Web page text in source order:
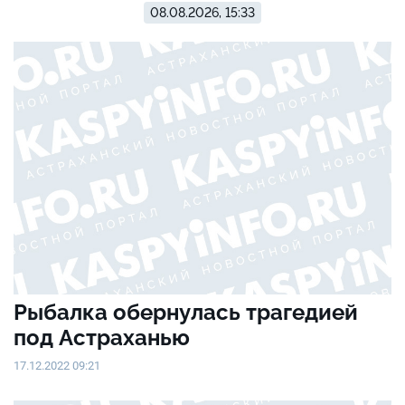
08.08.2026, 15:33
Рыбалка обернулась трагедией
под Астраханью
17.12.2022 09:21